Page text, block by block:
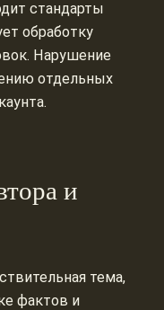
стандарты
обработку
Нарушение
отдельных
и
тема,
фактов и